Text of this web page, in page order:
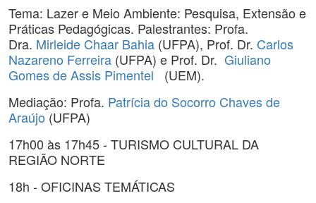
Tema: Lazer e Meio Ambiente: Pesquisa, Extensão e
Práticas Pedagógicas. Palestrantes: Profa.
Dra. Mirleide Chaar Bahia (UFPA), Prof. Dr. Carlos
Nazareno Ferreira (UFPA) e Prof. Dr. Giuliano
Gomes de Assis Pimentel (UEM).
Mediação: Profa. Patrícia do Socorro Chaves de
Araújo (UFPA)
17h00 às 17h45 - TURISMO CULTURAL DA
REGIÃO NORTE
18h - OFICINAS TEMÁTICAS